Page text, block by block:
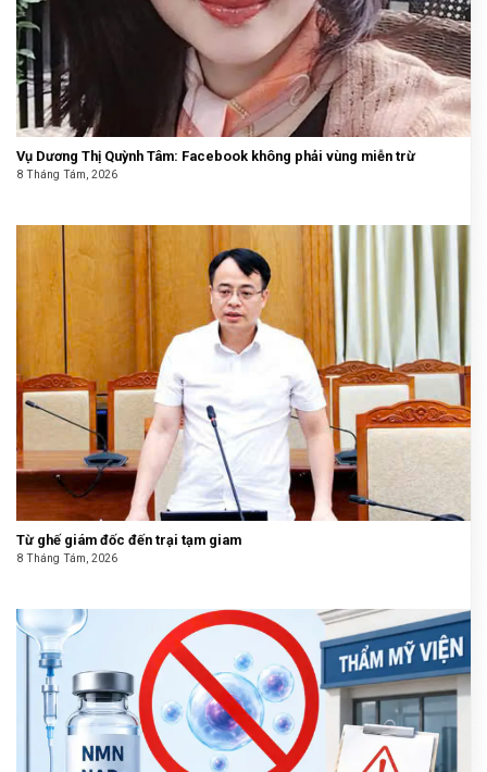
Vụ Dương Thị Quỳnh Tâm: Facebook không phải vùng miễn trừ
8 Tháng Tám, 2026
Từ ghế giám đốc đến trại tạm giam
8 Tháng Tám, 2026